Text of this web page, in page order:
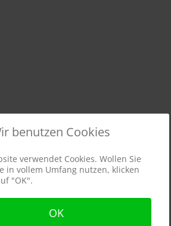
benutzen Cookies
verwendet Cookies. Wollen Sie
in vollem Umfang nutzen, klicken
"OK".
OK